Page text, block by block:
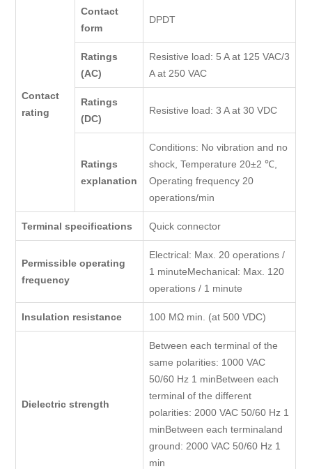
Contact
rating
Contact
form
DPDT
Ratings
(AC)
Resistive load: 5 A at 125 VAC/3
A at 250 VAC
Ratings
(DC)
Resistive load: 3 A at 30 VDC
Ratings
explanation
Conditions: No vibration and no
shock, Temperature 20±2 ℃,
Operating frequency 20
operations/min
Terminal specifications Quick connector
Permissible operating
frequency
Electrical: Max. 20 operations /
1 minuteMechanical: Max. 120
operations / 1 minute
Insulation resistance 100 MΩ min. (at 500 VDC)
Dielectric strength
Between each terminal of the
same polarities: 1000 VAC
50/60 Hz 1 minBetween each
terminal of the different
polarities: 2000 VAC 50/60 Hz 1
minBetween each terminaland
ground: 2000 VAC 50/60 Hz 1
min